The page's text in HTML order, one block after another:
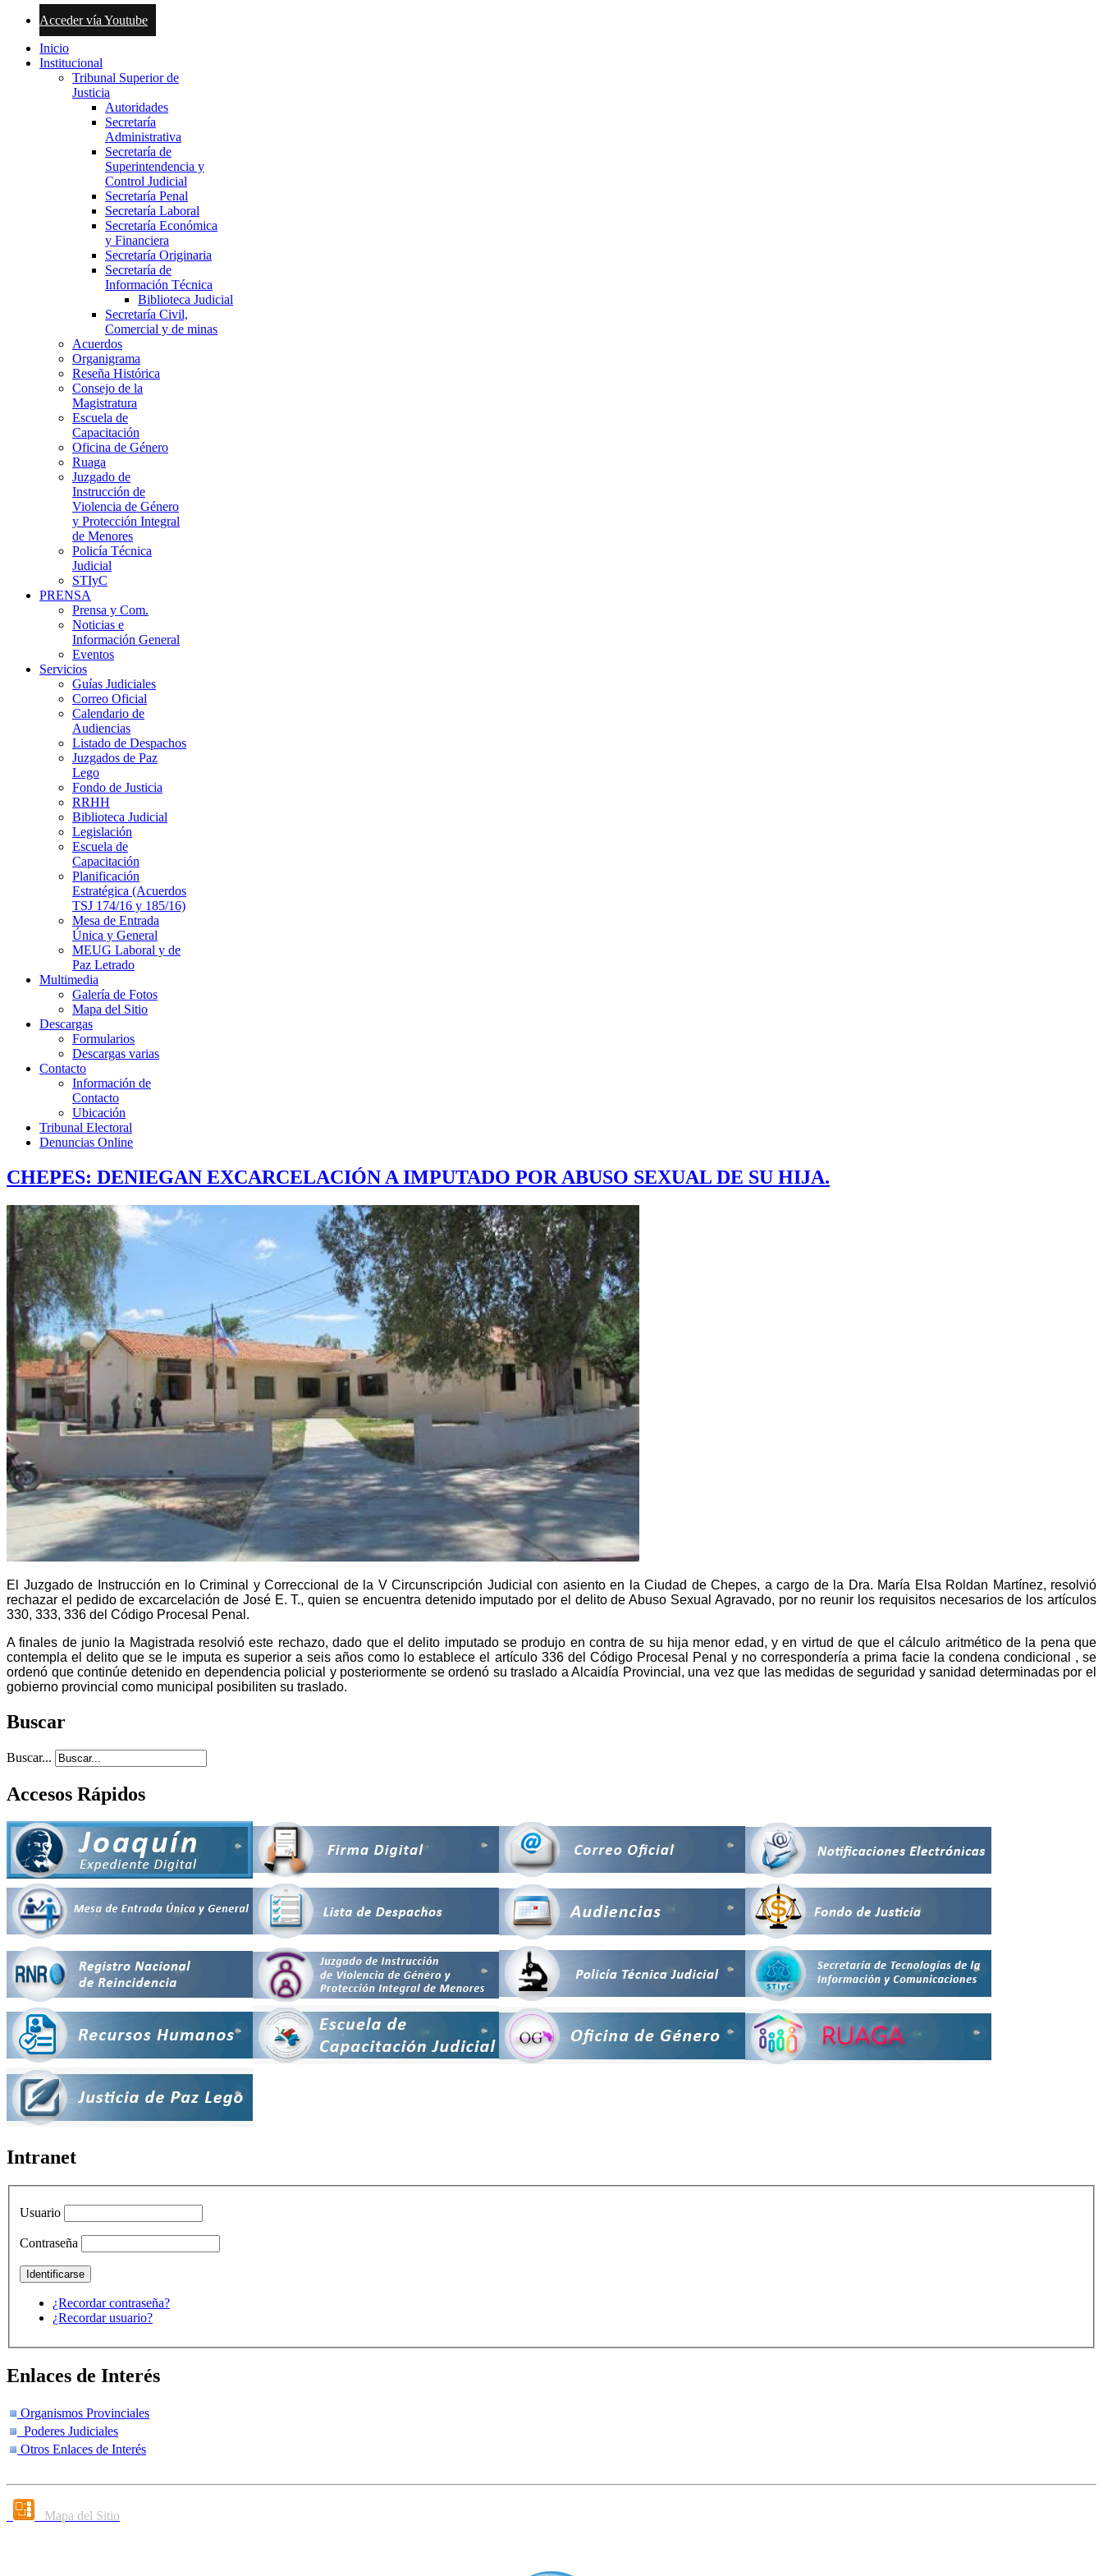
Acceder vía Youtube
Inicio
Institucional
Tribunal Superior de
Justicia
Autoridades
Secretaría
Administrativa
Secretaría de
Superintendencia y
Control Judicial
Secretaría Penal
Secretaría Laboral
Secretaría Económica
y Financiera
Secretaría Originaria
Secretaría de
Información Técnica
Biblioteca Judicial
Secretaría Civil,
Comercial y de minas
Acuerdos
Organigrama
Reseña Histórica
Consejo de la
Magistratura
Escuela de
Capacitación
Oficina de Género
Ruaga
Juzgado de
Instrucción de
Violencia de Género
y Protección Integral
de Menores
Policía Técnica
Judicial
STIyC
PRENSA
Prensa y Com.
Noticias e
Información General
Eventos
Servicios
Guías Judiciales
Correo Oficial
Calendario de
Audiencias
Listado de Despachos
Juzgados de Paz
Lego
Fondo de Justicia
RRHH
Biblioteca Judicial
Legislación
Escuela de
Capacitación
Planificación
Estratégica (Acuerdos
TSJ 174/16 y 185/16)
Mesa de Entrada
Única y General
MEUG Laboral y de
Paz Letrado
Multimedia
Galería de Fotos
Mapa del Sitio
Descargas
Formularios
Descargas varias
Contacto
Información de
Contacto
Ubicación
Tribunal Electoral
Denuncias Online
CHEPES: DENIEGAN EXCARCELACIÓN A IMPUTADO POR ABUSO SEXUAL DE SU HIJA.
El Juzgado de Instrucción en lo Criminal y Correccional de la V Circunscripción Judicial con asiento en la Ciudad de Chepes, a cargo de la Dra. María Elsa Roldan Martínez, resolvió
rechazar el pedido de excarcelación de José E. T., quien se encuentra detenido imputado por el delito de Abuso Sexual Agravado, por no reunir los requisitos necesarios de los artículos
330, 333, 336 del Código Procesal Penal.
A finales de junio la Magistrada resolvió este rechazo, dado que el delito imputado se produjo en contra de su hija menor edad, y en virtud de que el cálculo aritmético de la pena que
contempla el delito que se le imputa es superior a seis años como lo establece el artículo 336 del Código Procesal Penal y no correspondería a prima facie la condena condicional , se
ordenó que continúe detenido en dependencia policial y posteriormente se ordenó su traslado a Alcaidía Provincial, una vez que las medidas de seguridad y sanidad determinadas por el
gobierno provincial como municipal posibiliten su traslado.
Buscar
Buscar...
Accesos Rápidos
Intranet
Usuario
Contraseña
¿Recordar contraseña?
¿Recordar usuario?
Enlaces de Interés
Organismos Provinciales
Poderes Judiciales
Otros Enlaces de Interés
Mapa del Sitio